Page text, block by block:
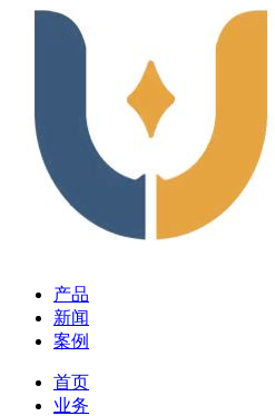
产品
新闻
案例
首页
业务